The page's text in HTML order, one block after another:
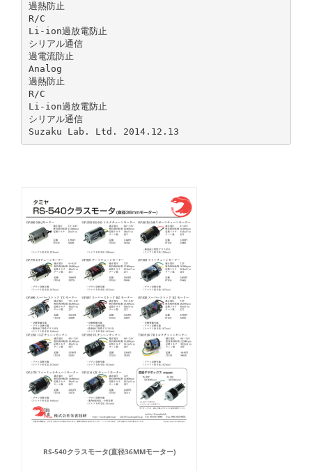
過熱防⽌
R/C
Li-ion過放電防⽌
シリアル通信
過電流防⽌
Analog
過熱防⽌
R/C
Li-ion過放電防⽌
シリアル通信
RS-540クラスモータ(直径36MMモーター)